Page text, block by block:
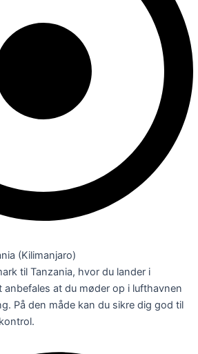
(Kilimanjaro)
til Tanzania, hvor du lander i
anbefales at du møder op i lufthavnen
På den måde kan du sikre dig god til